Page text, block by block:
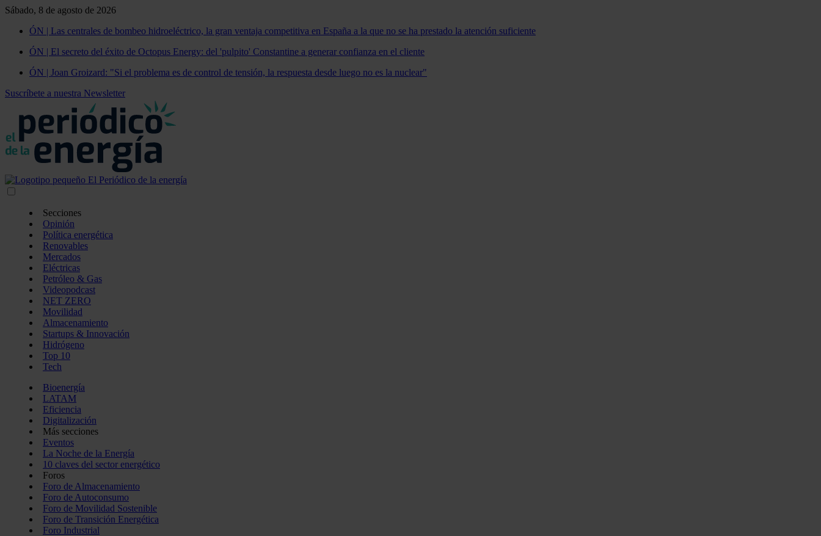
Sábado, 8 de agosto de 2026
ÓN | Las centrales de bombeo hidroeléctrico, la gran ventaja competitiva en España a la que no se ha prestado la atención suficiente
ÓN | El secreto del éxito de Octopus Energy: del 'pulpito' Constantine a generar confianza en el cliente
ÓN | Joan Groizard: "Si el problema es de control de tensión, la respuesta desde luego no es la nuclear"
Suscríbete a nuestra Newsletter
Secciones
Opinión
Política energética
Renovables
Mercados
Eléctricas
Petróleo & Gas
Videopodcast
NET ZERO
Movilidad
Almacenamiento
Startups & Innovación
Hidrógeno
Top 10
Tech
Bioenergía
LATAM
Eficiencia
Digitalización
Más secciones
Eventos
La Noche de la Energía
10 claves del sector energético
Foros
Foro de Almacenamiento
Foro de Autoconsumo
Foro de Movilidad Sostenible
Foro de Transición Energética
Foro Industrial